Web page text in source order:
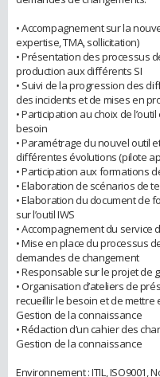
• Accompagnement sur la
expertise, TMA, sollicitation)
• Présentation des processus
production aux différents SI
• Suivi de la progression des
des incidents et de mises en
• Participation au choix de
besoin
• Paramétrage du nouvel outil
différentes évolutions (pilote
• Participation aux formations
• Elaboration de scénarios de
• Elaboration du document de
sur l’outil IWS
• Accompagnement du service
• Mise en place du processus
demandes de changement
• Responsable sur le projet de
• Organisation d’ateliers de
recueillir le besoin et de mettre
Gestion de la connaissance
• Rédaction d’un cahier des
Gestion de la connaissance
Environnement : ITIL, ISO9001,